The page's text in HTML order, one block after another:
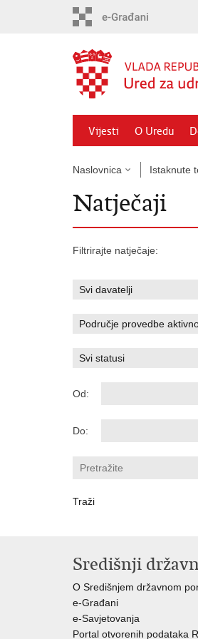
Vijesti O Uredu
Naslovnica Istaknute
Natječaji
Filtrirajte natječaje:
Od:
Do:
Središnji
O Središnjem državnom
e-Građani
e-Savjetovanja
Portal otvorenih podataka